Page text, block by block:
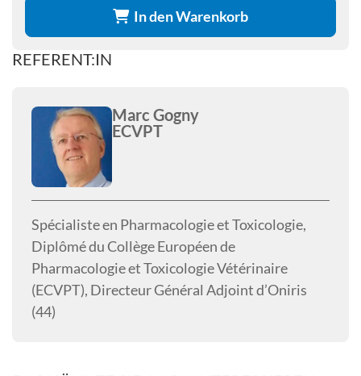
REFERENT:IN
Marc Gogny
ECVPT
Spécialiste en Pharmacologie et Toxicologie,
Diplômé du Collège Européen de
Pharmacologie et Toxicologie Vétérinaire
(ECVPT), Directeur Général Adjoint d’Oniris
(44)
In den Warenkorb